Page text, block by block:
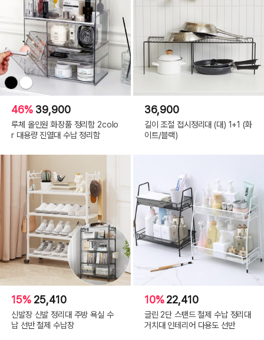
46% 39,900
루체 올인원 화장품 정리함 2colo
r 대용량 진열대 수납 정리함
36,900
길이 조절 접시정리대 (대) 1+1 (화
이트/블랙)
15% 25,410
신발장 신발 정리대 주방 욕실 수
납 선반 철제 수납장
10%22,410
글린 2단 스탠드 철제 수납 정리대
거치대 인테리어 다용도 선반